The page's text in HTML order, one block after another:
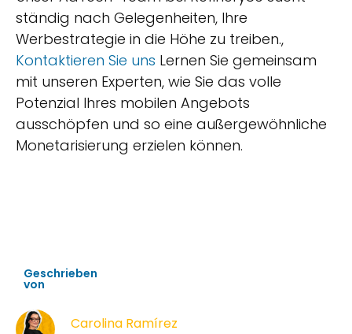
ständig nach Gelegenheiten, Ihre
Werbestrategie in die Höhe zu treiben.,
Kontaktieren Sie uns Lernen Sie gemeinsam
mit unseren Experten, wie Sie das volle
Potenzial Ihres mobilen Angebots
ausschöpfen und so eine außergewöhnliche
Monetarisierung erzielen können.
Geschrieben
von
Carolina Ramírez